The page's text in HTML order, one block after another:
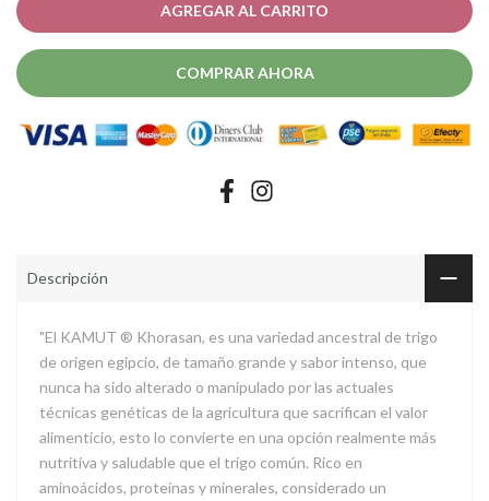
AGREGAR AL CARRITO
COMPRAR AHORA
Descripción
"El KAMUT ® Khorasan, es una variedad ancestral de trigo
de origen egipcio, de tamaño grande y sabor intenso, que
nunca ha sido alterado o manipulado por las actuales
técnicas genéticas de la agricultura que sacrifican el valor
alimenticio, esto lo convierte en una opción realmente más
nutritiva y saludable que el trigo común. Rico en
aminoácidos, proteínas y minerales, considerado un